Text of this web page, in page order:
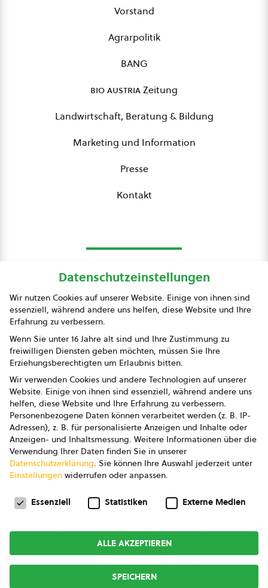
Vorstand
Agrarpolitik
BANG
bio austriaZeitung
Landwirtschaft, Beratung & Bildung
Marketing und Information
Presse
Kontakt
Presse
Impressum
Datenschutz
AGB
AGB Marketing GmbH
AGB Bildung
Newsletter
Copyright © 2026bio austria
Datenschutzeinstellungen
Wir nutzen Cookies auf unserer Website. Einige von ihnen sind
essenziell, während andere uns helfen, diese Website und Ihre
Erfahrung zu verbessern.
Wenn Sie unter 16 Jahre alt sind und Ihre Zustimmung zu
freiwilligen Diensten geben möchten, müssen Sie Ihre
Erziehungsberechtigten um Erlaubnis bitten.
Wir verwenden Cookies und andere Technologien auf unserer
Website. Einige von ihnen sind essenziell, während andere uns
helfen, diese Website und Ihre Erfahrung zu verbessern.
Personenbezogene Daten können verarbeitet werden (z. B. IP-
Adressen), z. B. für personalisierte Anzeigen und Inhalte oder
Anzeigen- und Inhaltsmessung. Weitere Informationen über die
Verwendung Ihrer Daten finden Sie in unserer
Datenschutzerklärung. Sie können Ihre Auswahl jederzeit unter
Einstellungen widerrufen oder anpassen.
Datenschutzeinstellungen
Essenziell Statistiken Externe Medien
ALLE AKZEPTIEREN
SPEICHERN